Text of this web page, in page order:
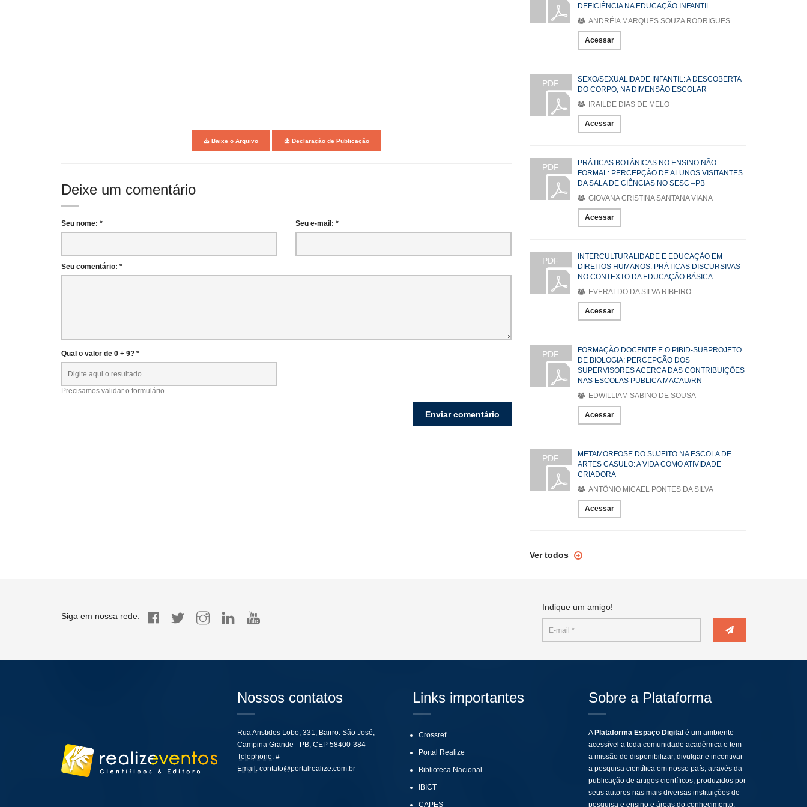
Baixe o Arquivo Declaração de Publicação
Deixe um comentário
Seu nome: * Seu e-mail: *
Seu comentário: *
Qual o valor de 0 + 9? *
Precisamos validar o formulário.
DEFICIÊNCIA NA EDUCAÇÃO INFANTIL
ANDRÉIA MARQUES SOUZA RODRIGUES
Acessar
PDF
SEXO/SEXUALIDADE INFANTIL: A DESCOBERTA
DO CORPO, NA DIMENSÃO ESCOLAR
IRAILDE DIAS DE MELO
Acessar
PDF
PRÁTICAS BOTÂNICAS NO ENSINO NÃO
FORMAL: PERCEPÇÃO DE ALUNOS VISITANTES
DA SALA DE CIÊNCIAS NO SESC –PB
GIOVANA CRISTINA SANTANA VIANA
Acessar
PDF
INTERCULTURALIDADE E EDUCAÇÃO EM
DIREITOS HUMANOS: PRÁTICAS DISCURSIVAS
NO CONTEXTO DA EDUCAÇÃO BÁSICA
EVERALDO DA SILVA RIBEIRO
Acessar
PDF
FORMAÇÃO DOCENTE E O PIBID-SUBPROJETO
DE BIOLOGIA: PERCEPÇÃO DOS
SUPERVISORES ACERCA DAS CONTRIBUIÇÕES
NAS ESCOLAS PUBLICA MACAU/RN
EDWILLIAM SABINO DE SOUSA
Acessar
PDF
METAMORFOSE DO SUJEITO NA ESCOLA DE
ARTES CASULO: A VIDA COMO ATIVIDADE
CRIADORA
ANTÔNIO MICAEL PONTES DA SILVA
Acessar
Ver todos
Siga em nossa rede:
Indique um amigo!
Nossos contatos
Rua Aristides Lobo, 331, Bairro: São José,
Campina Grande - PB, CEP 58400-384
Telephone:#
Email: contato@portalrealize.com.br
Links importantes
Crossref
Portal Realize
Biblioteca Nacional
IBICT
CAPES
Sobre a Plataforma
A Plataforma Espaço Digital é um ambiente
acessível a toda comunidade acadêmica e tem
a missão de disponibilizar, divulgar e incentivar
a pesquisa científica em nosso país, através da
publicação de artigos científicos, produzidos por
seus autores nas mais diversas instituições de
pesquisa e ensino e áreas do conhecimento.